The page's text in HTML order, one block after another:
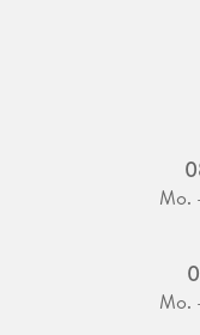
Mo.
Mo.